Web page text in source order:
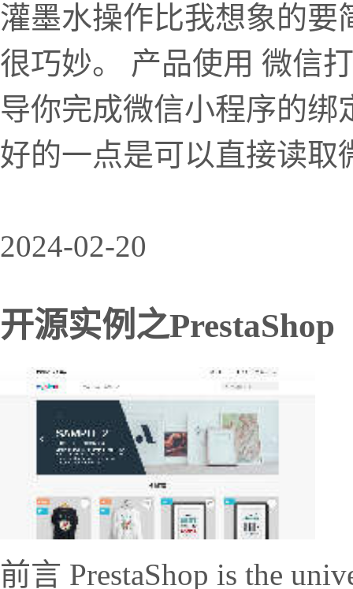
灌墨水操作比我想象的要
很巧妙。 产品使用 微信
导你完成微信小程序的
好的一点是可以直接读取
2024-02-20
开源实例之PrestaShop
前言 PrestaShop is the